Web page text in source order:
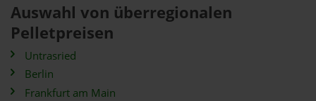
Auswahl von überregionalen
Pelletpreisen
Untrasried
Berlin
Frankfurt am Main